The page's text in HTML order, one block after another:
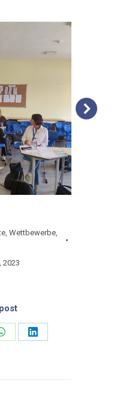
, Wettbewerbe,
2023
Share
Share